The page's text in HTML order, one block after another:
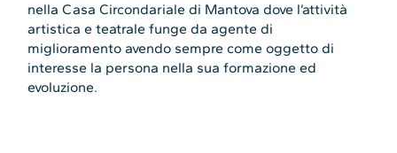
nella Casa Circondariale di Mantova dove l’attività
artistica e teatrale funge da agente di
miglioramento avendo sempre come oggetto di
interesse la persona nella sua formazione ed
evoluzione.